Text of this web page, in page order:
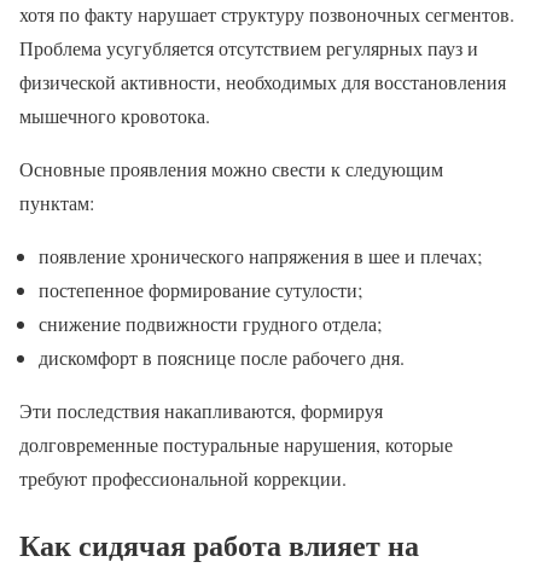
хотя по факту нарушает структуру позвоночных сегментов.
Проблема усугубляется отсутствием регулярных пауз и
физической активности, необходимых для восстановления
мышечного кровотока.
Основные проявления можно свести к следующим
пунктам:
появление хронического напряжения в шее и плечах;
постепенное формирование сутулости;
снижение подвижности грудного отдела;
дискомфорт в пояснице после рабочего дня.
Эти последствия накапливаются, формируя
долговременные постуральные нарушения, которые
требуют профессиональной коррекции.
Как сидячая работа влияет на